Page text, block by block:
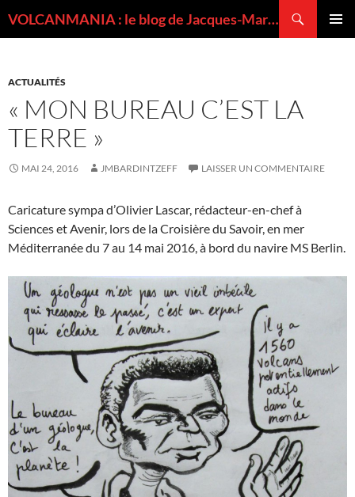
VOLCANMANIA : le blog de Jacques-Marie BARDINTZEFF, volcanologue
ACTUALITÉS
« MON BUREAU C’EST LA
TERRE »
MAI 24, 2016 JMBARDINTZEFF LAISSER UN COMMENTAIRE
Caricature sympa d’Olivier Lascar, rédacteur-en-chef à
Sciences et Avenir, lors de la Croisière du Savoir, en mer
Méditerranée du 7 au 14 mai 2016, à bord du navire MS Berlin.